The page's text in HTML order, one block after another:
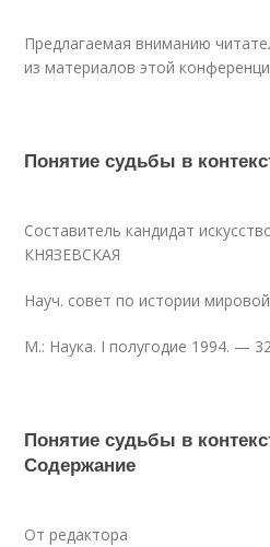
Предлагаемая вниманию
из материалов этой
Понятие судьбы в
Составитель кандидат
КНЯЗЕВСКАЯ
Науч. совет по истории
М.: Наука. I полугодие 1994. —
Понятие судьбы в
Содержание
От редактора